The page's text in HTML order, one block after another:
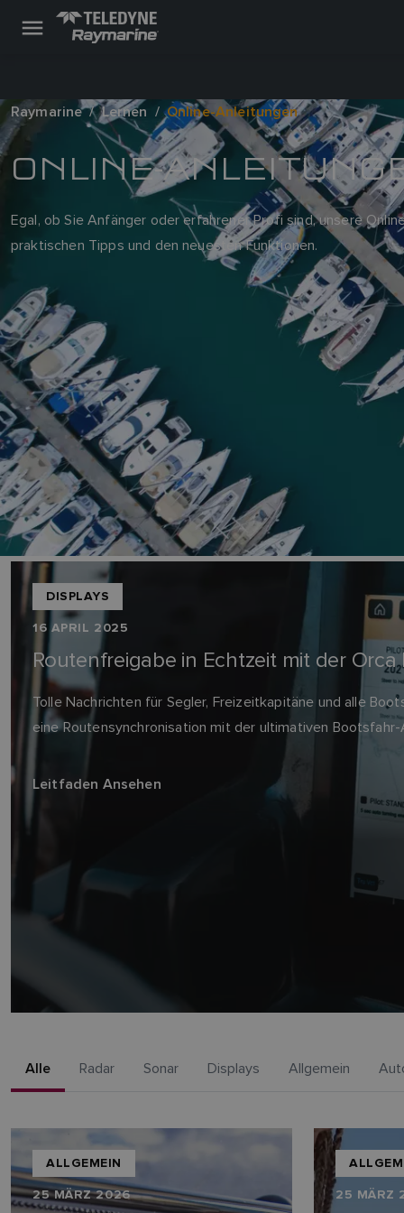
Raymarine Lernen Online-Anleitungen
ONLINE-
Egal, ob Sie Anfänger oder erfahrener Profi sind, unsere
praktischen Tipps und den neuesten Funktionen.
DISPLAYS
16 APRIL 2025
Routenfreigabe in Echtzeit mit der
Tolle Nachrichten für Segler, Freizeitkapitäne und alle
eine Routensynchronisation mit der ultimativen Bootsfahr-
Leitfaden Ansehen
Alle Radar Sonar Displays Allgemein
ALLGEMEIN
25 MÄRZ 2026 25 MÄRZ